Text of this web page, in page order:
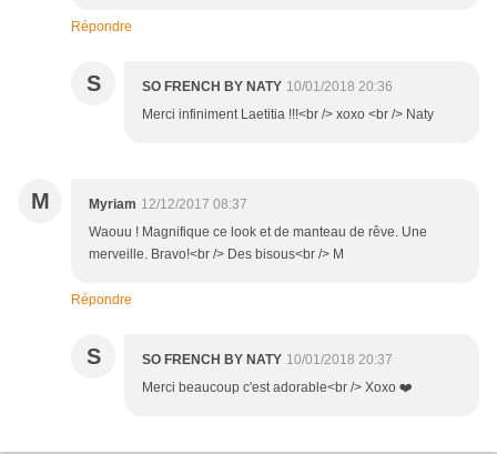
Répondre
S SO FRENCH BY NATY 10/01/2018 20:36
Merci infiniment Laetitia !!!<br /> xoxo <br /> Naty
M Myriam 12/12/2017 08:37
Waouu ! Magnifique ce look et de manteau de rêve. Une
merveille. Bravo!<br /> Des bisous<br /> M
Répondre
S SO FRENCH BY NATY 10/01/2018 20:37
Merci beaucoup c'est adorable<br /> Xoxo ❤️